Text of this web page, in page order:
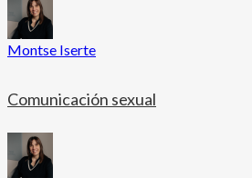
Montse Iserte
Comunicación sexual